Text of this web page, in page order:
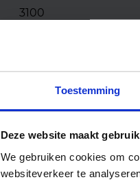
Toestemming
Deze website maakt
We gebruiken cookies om
websiteverkeer te
3100
865